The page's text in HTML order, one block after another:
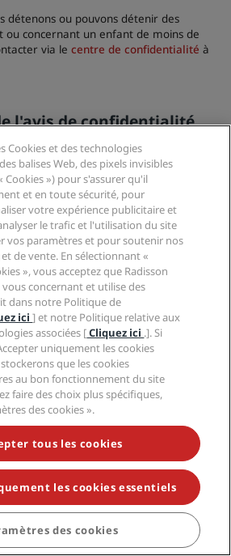
détenons ou pouvons détenir des
concernant un enfant de moins de
via le centre de confidentialité à
l'avis de confidentialité
jour cet avis de confidentialité de temps
des modifications importantes
ici ou en vous informant par
appropriés que nous utilisons
Sauf indication contraire, les
à cet avis de confidentialité seront
immédiatement après leur
a été révisé pour la dernière fois le 20
DES ENTITÉS RADISSON
DU TRAITEMENT DE VOS
SRL
est l'entité Radisson agissant
du traitement pour toutes les Données
des hôtes. Elle est responsable du
de Radisson et gère les activités
Elle maintient également une base de
Cookies et des technologies
balises Web, des pixels invisibles
Cookies ») pour s'assurer qu'il
et en toute sécurité, pour
votre expérience publicitaire et
le trafic et l'utilisation du site
vos paramètres et pour soutenir nos
de vente. En sélectionnant «
», vous acceptez que Radisson
concernant et utilise des
dans notre Politique de
ici] et notre Politique relative aux
associées [Cliquez ici .]. Si
uniquement les cookies
que les cookies
au bon fonctionnement du site
faire des choix plus spécifiques,
des cookies ».
tous les cookies
les cookies essentiels
des cookies